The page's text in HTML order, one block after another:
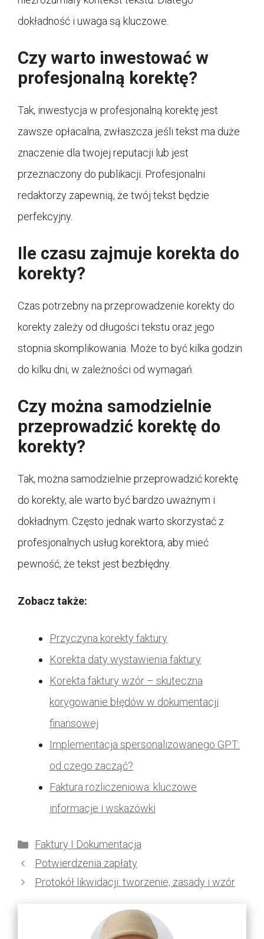
dokładność i uwaga są kluczowe.
Czy warto inwestować w
profesjonalną korektę?
Tak, inwestycja w profesjonalną korektę jest
zawsze opłacalna, zwłaszcza jeśli tekst ma duże
znaczenie dla twojej reputacji lub jest
przeznaczony do publikacji. Profesjonalni
redaktorzy zapewnią, że twój tekst będzie
perfekcyjny.
Ile czasu zajmuje korekta do
korekty?
Czas potrzebny na przeprowadzenie korekty do
korekty zależy od długości tekstu oraz jego
stopnia skomplikowania. Może to być kilka godzin
do kilku dni, w zależności od wymagań.
Czy można samodzielnie
przeprowadzić korektę do
korekty?
Tak, można samodzielnie przeprowadzić korektę
do korekty, ale warto być bardzo uważnym i
dokładnym. Często jednak warto skorzystać z
profesjonalnych usług korektora, aby mieć
pewność, że tekst jest bezbłędny.
Zobacz także:
Przyczyna korekty faktury
Korekta daty wystawienia faktury
Korekta faktury wzór – skuteczna
korygowanie błędów w dokumentacji
finansowej
Implementacja spersonalizowanego GPT:
od czego zacząć?
Faktura rozliczeniowa: kluczowe
informacje i wskazówki
Kategorie
Faktury I Dokumentacja
Potwierdzenia zapłaty
Protokół likwidacji: tworzenie, zasady i wzór